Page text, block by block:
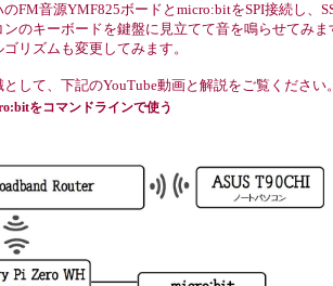
FM音源YMF825ボードとmicro:bitをSPI接続し、
のキーボードを鍵盤に見立てて音を鳴らせてみま
リズムも変更してみます。
して、下記のYouTube動画と解説をご覧ください
をコマンドラインで使う